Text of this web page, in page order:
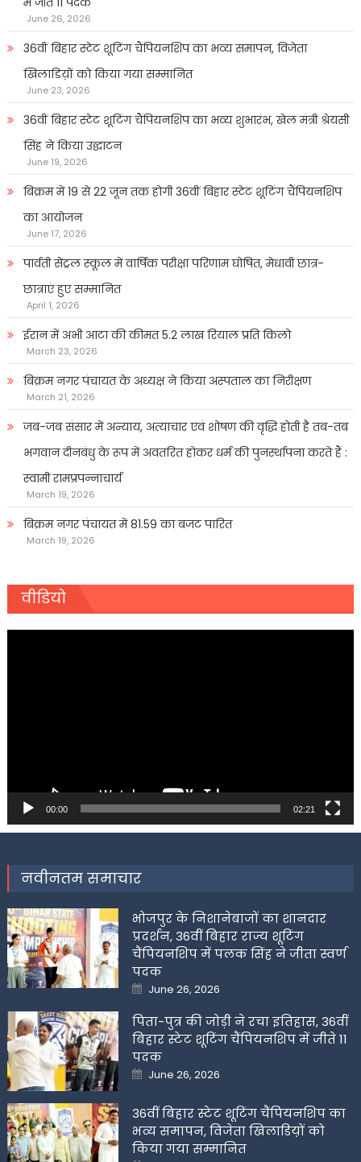
June 26, 2026
36वीं बिहार स्टेट शूटिंग चैंपियनशिप का भव्य समापन, विजेता
खिलाडिय़ों को किया गया सम्मानित
June 23, 2026
36वीं बिहार स्टेट शूटिंग चैंपियनशिप का भव्य शुभारंभ, खेल मंत्री श्रेयसी
सिंह ने किया उद्घाटन
June 19, 2026
बिक्रम में 19 से 22 जून तक होगी 36वीं बिहार स्टेट शूटिंग चैंपियनशिप
का आयोजन
June 17, 2026
पार्वती सेंट्रल स्कूल में वार्षिक परीक्षा परिणाम घोषित, मेधावी छात्र-
छात्राएं हुए सम्मानित
April 1, 2026
ईरान में अभी आटा की कीमत 5.2 लाख रियाल प्रति किलो
March 23, 2026
बिक्रम नगर पंचायत के अध्यक्ष ने किया अस्पताल का निरीक्षण
March 21, 2026
जब-जब संसार में अन्याय, अत्याचार एवं शोषण की वृद्धि होती है तब-तब
भगवान दीनबंधु के रूप में अवतरित होकर धर्म की पुनर्स्थापना करते हैं :
स्वामी रामप्रपन्नाचार्य
March 19, 2026
बिक्रम नगर पंचायत में 81.59 का बजट पारित
March 19, 2026
वीडियो
00:00 02:21
नवीनतम समाचार
भोजपुर के निशानेबाजों का शानदार
प्रदर्शन, 36वीं बिहार राज्य शूटिंग
चैंपियनशिप में पलक सिंह ने जीता स्वर्ण
पदक
Posted
on
June 26, 2026
पिता-पुत्र की जोड़ी ने रचा इतिहास, 36वीं
बिहार स्टेट शूटिंग चैंपियनशिप में जीते 11
पदक
Posted
on
June 26, 2026
36वीं बिहार स्टेट शूटिंग चैंपियनशिप का
भव्य समापन, विजेता खिलाडिय़ों को
किया गया सम्मानित